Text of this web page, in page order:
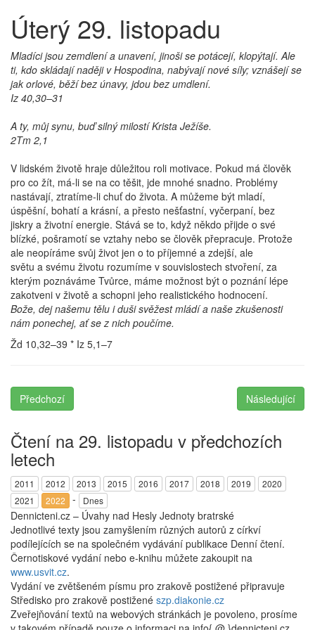
Úterý 29. listopadu
Mladíci jsou zemdlení a unavení, jinoši se potácejí, klopýtají. Ale
ti, kdo skládají naději v Hospodina, nabývají nové síly; vznášejí se
jak orlové, běží bez únavy, jdou bez umdlení.
Iz 40,30–31
A ty, můj synu, buď silný milostí Krista Ježíše.
2Tm 2,1
V lidském životě hraje důležitou roli motivace. Pokud má člověk
pro co žít, má-li se na co těšit, jde mnohé snadno. Problémy
nastávají, ztratíme-li chuť do života. A můžeme být mladí,
úspěšní, bohatí a krásní, a přesto nešťastní, vyčerpaní, bez
jiskry a životní energie. Stává se to, když někdo přijde o své
blízké, pošramotí se vztahy nebo se člověk přepracuje. Protože
ale neopíráme svůj život jen o to příjemné a zdejší, ale
světu a svému životu rozumíme v souvislostech stvoření, za
kterým poznáváme Tvůrce, máme možnost být o poznání lépe
zakotveni v životě a schopni jeho realistického hodnocení.
Bože, dej našemu tělu i duši svěžest mládí a naše zkušenosti
nám ponechej, ať se z nich poučíme.
Žd 10,32–39 * Iz 5,1–7
Předchozí Následující
Čtení na 29. listopadu v předchozích
letech
2011 2012 2013 2015 2016 2017 2018 2019
2020
2021
2022 - Dnes
Dennicteni.cz – Úvahy nad Hesly Jednoty bratrské
Jednotlivé texty jsou zamyšlením různých autorů z církví
podílejících se na společném vydávání publikace Denní čtení.
Černotiskové vydání nebo e-knihu můžete zakoupit na
www.usvit.cz.
Vydání ve zvětšeném písmu pro zrakově postižené připravuje
Středisko pro zrakově postižené szp.diakonie.cz
Zveřejňování textů na webových stránkách je povoleno, prosíme